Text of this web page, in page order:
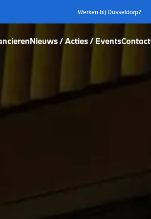
Werken bij Dusseldorp?
Nieuws / Acties / EventsContact